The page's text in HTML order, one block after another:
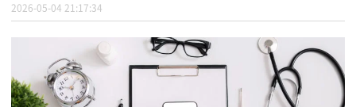
2026-05-04 21:17:34